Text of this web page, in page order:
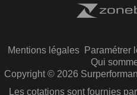
Mentions légales Paramétrer
Qui
Copyright © 2026
Les cotations sont fournies